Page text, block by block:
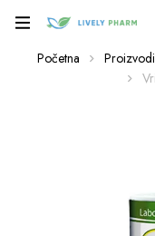
Početna Proizvodi